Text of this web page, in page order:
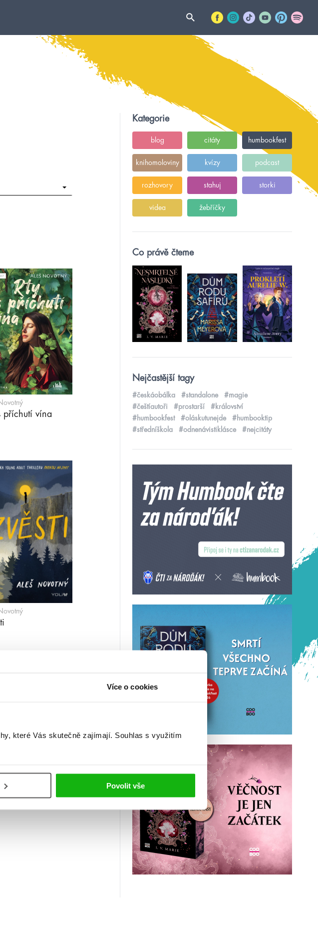
Více o cookies
které Vás skutečně zajímají. Souhlas s využitím
Povolit vše
příchutí vína
Kategorie
blog citáty humbookfest
knihomoloviny kvízy podcast
rozhovory stahuj storki
videa žebříčky
Co právě čteme
Nejčastější tagy
#českáobálka #standalone
#magie
#češtíautoři
#prostarší
#království
#humbookfest
#oláskutunejde
#humbooktip
#středníškola
#odnenávistiklásce #nejcitáty